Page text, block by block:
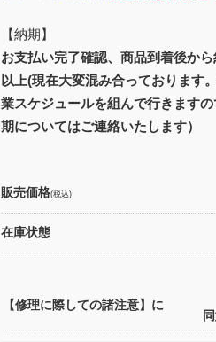
【納期】
お支払い完了確認、商品到着後から
以上(現在大変混み合っております
業スケジュールを組んで行きます
期についてはご連絡いたします）
販売価格(税込)
在庫状態
【修理に際しての諸注意】に